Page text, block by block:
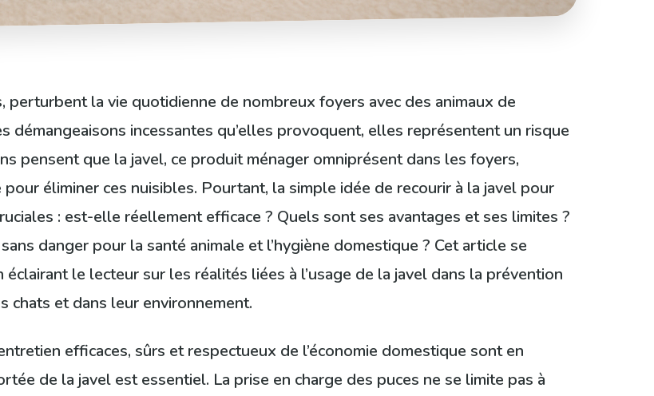
perturbent la vie quotidienne de nombreux foyers avec des animaux de
démangeaisons incessantes qu’elles provoquent, elles représentent un risque
pensent que la javel, ce produit ménager omniprésent dans les foyers,
éliminer ces nuisibles. Pourtant, la simple idée de recourir à la javel pour
: est-elle réellement efficace ? Quels sont ses avantages et ses limites ?
danger pour la santé animale et l’hygiène domestique ? Cet article se
le lecteur sur les réalités liées à l’usage de la javel dans la prévention
chats et dans leur environnement.
efficaces, sûrs et respectueux de l’économie domestique sont en
de la javel est essentiel. La prise en charge des puces ne se limite pas à